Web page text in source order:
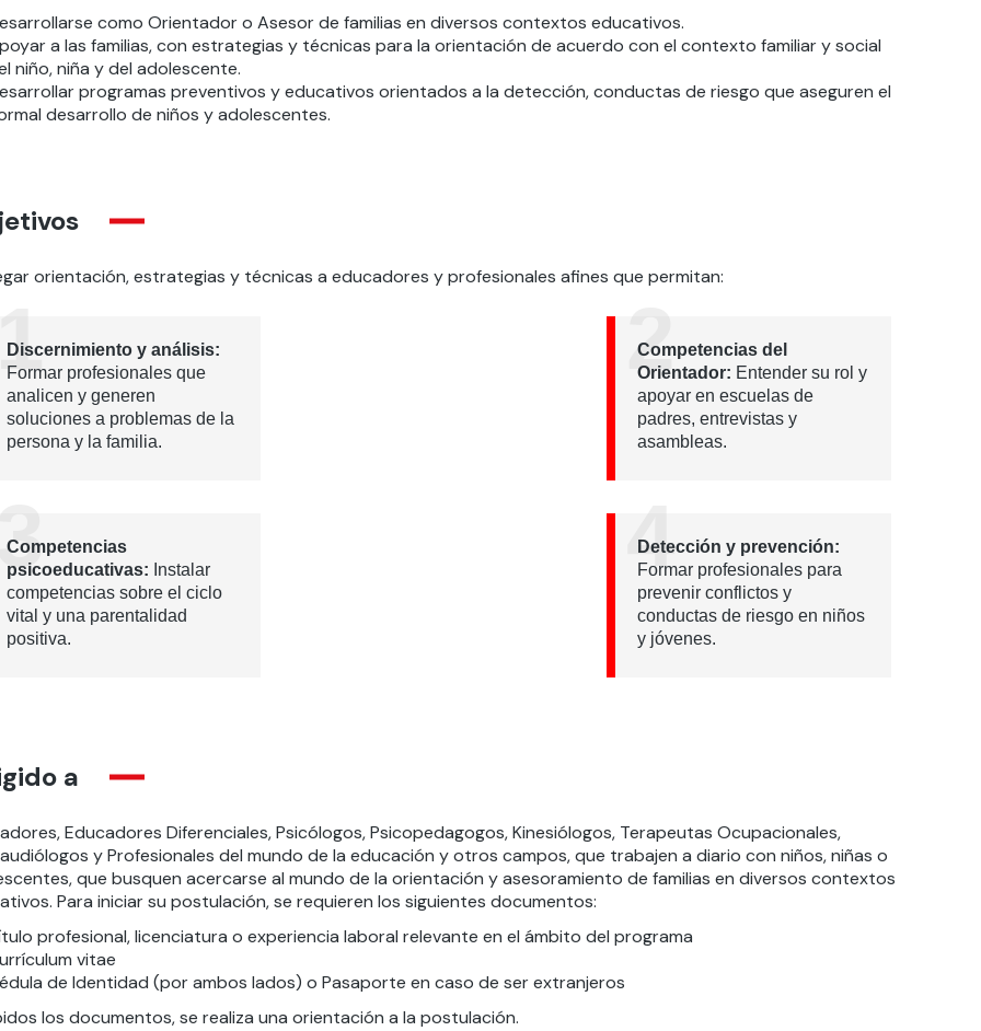
como Orientador o Asesor de familias en diversos contextos educativos.
a las familias, con estrategias y técnicas para la orientación de acuerdo con el contexto familiar y social
niño, niña y del adolescente.
programas preventivos y educativos orientados a la detección, conductas de riesgo que aseguren el
desarrollo de niños y adolescentes.
orientación, estrategias y técnicas a educadores y profesionales afines que permitan:
Discernimiento y análisis:
Formar profesionales que
analicen y generen
soluciones a problemas de la
persona y la familia.
Competencias del
Orientador: Entender su rol y
apoyar en escuelas de
padres, entrevistas y
asambleas.
2
Competencias
psicoeducativas: Instalar
competencias sobre el ciclo
vital y una parentalidad
positiva.
Detección y prevención:
Formar profesionales para
prevenir conflictos y
conductas de riesgo en niños
y jóvenes.
4
a
Educadores Diferenciales, Psicólogos, Psicopedagogos, Kinesiólogos, Terapeutas Ocupacionales,
y Profesionales del mundo de la educación y otros campos, que trabajen a diario con niños, niñas o
que busquen acercarse al mundo de la orientación y asesoramiento de familias en diversos contextos
Para iniciar su postulación, se requieren los siguientes documentos:
profesional, licenciatura o experiencia laboral relevante en el ámbito del programa
vitae
de Identidad (por ambos lados) o Pasaporte en caso de ser extranjeros
los documentos, se realiza una orientación a la postulación.